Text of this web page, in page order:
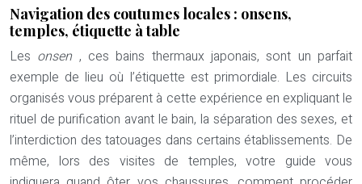
Navigation des coutumes locales : onsens,
temples, étiquette à table
Les onsen , ces bains thermaux japonais, sont un parfait
exemple de lieu où l’étiquette est primordiale. Les circuits
organisés vous préparent à cette expérience en expliquant le
rituel de purification avant le bain, la séparation des sexes, et
l’interdiction des tatouages dans certains établissements. De
même, lors des visites de temples, votre guide vous